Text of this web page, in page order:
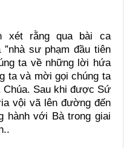
xét rằng qua bài ca
sư phạm đầu tiên
ta về những lời hứa
ta và mời gọi chúng ta
Sau khi được Sứ
vội vã lên đường đến
hành với Bà trong giai